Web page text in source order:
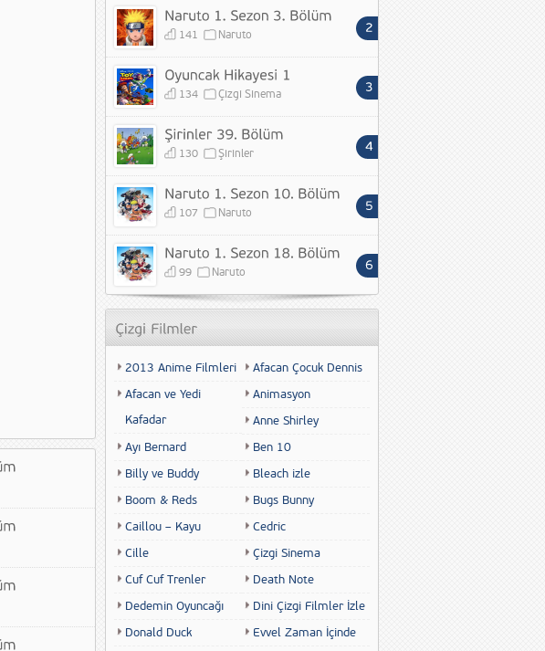
141 Naruto
134 Çizgi Sinema
130 Şirinler
107 Naruto
99 Naruto
2013 Anime Filmleri
Afacan Çocuk Dennis
Afacan ve Yedi
Kafadar
Animasyon
Anne Shirley
Ayı Bernard
Ben 10
Billy ve Buddy
Bleach izle
Boom & Reds
Bugs Bunny
Caillou – Kayu
Cedric
Cille
Çizgi Sinema
Cuf Cuf Trenler
Death Note
Dedemin Oyuncağı
Dini Çizgi Filmler İzle
Donald Duck
Evvel Zaman İçinde